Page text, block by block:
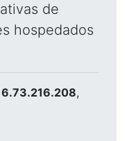
de
hospedados
,